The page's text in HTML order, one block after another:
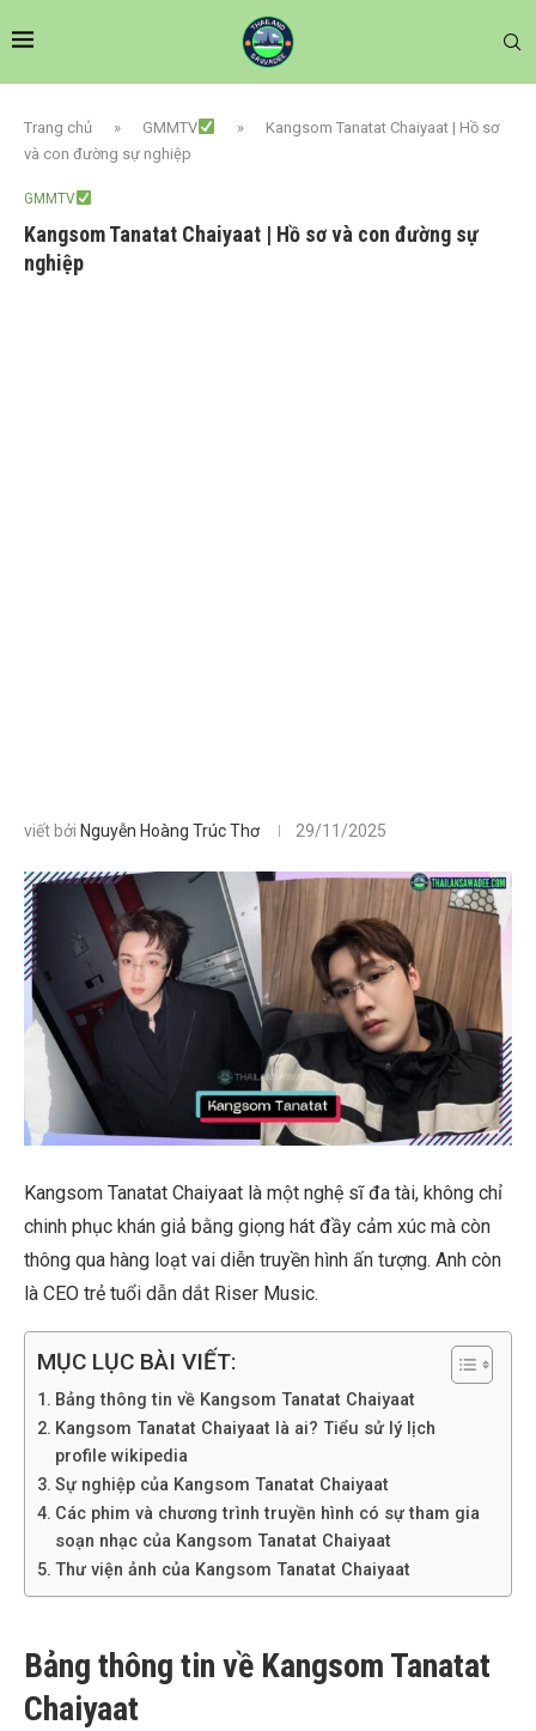
Trang chủ » GMMTV »
Kangsom Tanatat Chaiyaat | Hồ sơ
và con đường sự nghiệp
GMMTV
Kangsom Tanatat Chaiyaat | Hồ sơ và con đường sự
nghiệp
viết bởi Nguyễn Hoàng Trúc Thơ 29/11/2025
Kangsom Tanatat Chaiyaat là một nghệ sĩ đa tài, không chỉ
chinh phục khán giả bằng giọng hát đầy cảm xúc mà còn
thông qua hàng loạt vai diễn truyền hình ấn tượng. Anh còn
là CEO trẻ tuổi dẫn dắt Riser Music.
MỤC LỤC BÀI VIẾT:
Bảng thông tin về Kangsom Tanatat Chaiyaat
Kangsom Tanatat Chaiyaat là ai? Tiểu sử lý lịch
profile wikipedia
Sự nghiệp của Kangsom Tanatat Chaiyaat
Các phim và chương trình truyền hình có sự tham gia
soạn nhạc của Kangsom Tanatat Chaiyaat
Thư viện ảnh của Kangsom Tanatat Chaiyaat
Bảng thông tin về Kangsom Tanatat
Chaiyaat